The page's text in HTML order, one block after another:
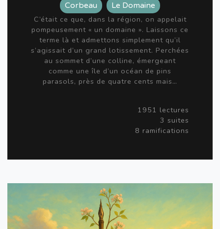
Corbeau
Le Domaine
C’était ce que, dans la région, on appelait
pompeusement « un domaine ». Laissons ce
terme là et admettons simplement qu’il
s’agissait d’un grand lotissement. Perchées
au sommet d’une colline, émergeant
comme une île d’un océan de pins
parasols, près de quatre cents mais…
1951 lectures
3 suites
8 ramifications